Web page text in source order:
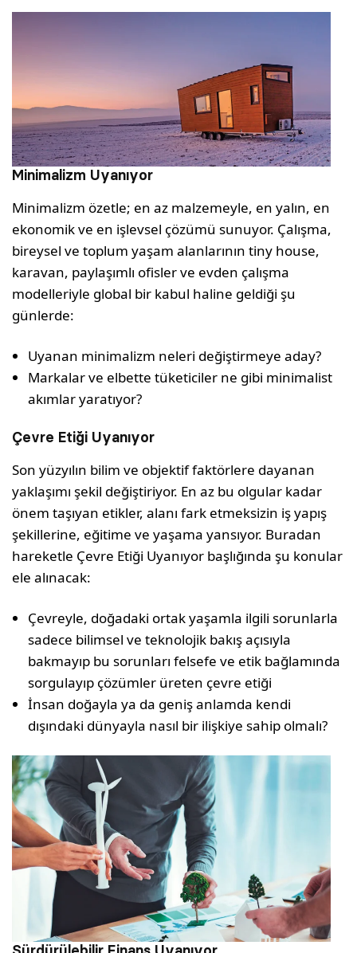
Minimalizm Uyanıyor
Minimalizm özetle; en az malzemeyle, en yalın, en
ekonomik ve en işlevsel çözümü sunuyor. Çalışma,
bireysel ve toplum yaşam alanlarının tiny house,
karavan, paylaşımlı ofisler ve evden çalışma
modelleriyle global bir kabul haline geldiği şu
günlerde:
Uyanan minimalizm neleri değiştirmeye aday?
Markalar ve elbette tüketiciler ne gibi minimalist
akımlar yaratıyor?
Çevre Etiği Uyanıyor
Son yüzyılın bilim ve objektif faktörlere dayanan
yaklaşımı şekil değiştiriyor. En az bu olgular kadar
önem taşıyan etikler, alanı fark etmeksizin iş yapış
şekillerine, eğitime ve yaşama yansıyor. Buradan
hareketle Çevre Etiği Uyanıyor başlığında şu konular
ele alınacak:
Çevreyle, doğadaki ortak yaşamla ilgili sorunlarla
sadece bilimsel ve teknolojik bakış açısıyla
bakmayıp bu sorunları felsefe ve etik bağlamında
sorgulayıp çözümler üreten çevre etiği
İnsan doğayla ya da geniş anlamda kendi
dışındaki dünyayla nasıl bir ilişkiye sahip olmalı?